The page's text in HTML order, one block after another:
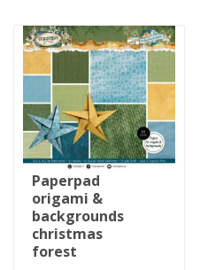
paperpad
origami &
backgrounds
christmas
forest